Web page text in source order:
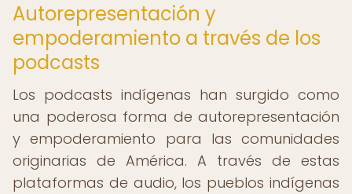
Autorepresentación y
empoderamiento a través de los
podcasts
Los podcasts indígenas han surgido como
una poderosa forma de autorepresentación
y empoderamiento para las comunidades
originarias de América. A través de estas
plataformas de audio, los pueblos indígenas